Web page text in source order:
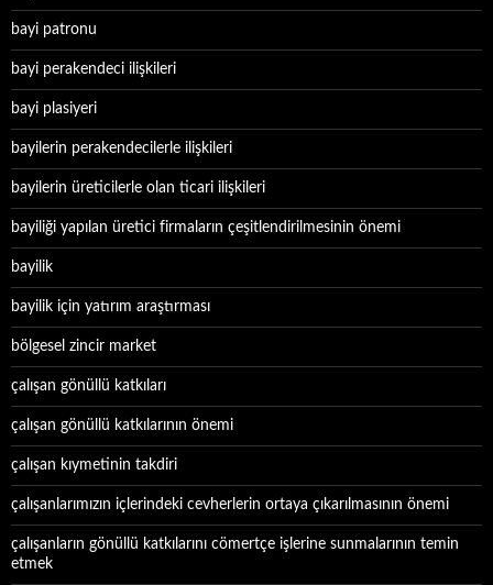
bayi patronu
bayi perakendeci ilişkileri
bayi plasiyeri
bayilerin perakendecilerle ilişkileri
bayilerin üreticilerle olan ticari ilişkileri
bayiliği yapılan üretici firmaların çeşitlendirilmesinin önemi
bayilik
bayilik için yatırım araştırması
bölgesel zincir market
çalışan gönüllü katkıları
çalışan gönüllü katkılarının önemi
çalışan kıymetinin takdiri
çalışanlarımızın içlerindeki cevherlerin ortaya çıkarılmasının önemi
çalışanların gönüllü katkılarını cömertçe işlerine sunmalarının temin
etmek